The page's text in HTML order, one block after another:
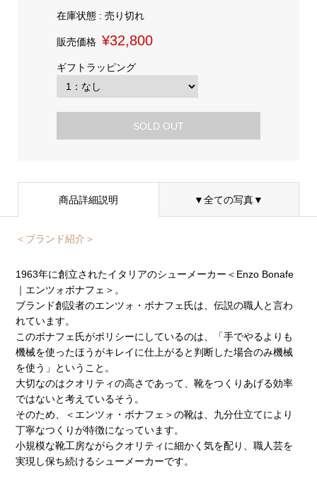
在庫状態 : 売り切れ
販売価格 ¥32,800
ギフトラッピング
SOLD OUT
商品詳細説明 ▼全ての写真▼
＜ブランド紹介＞
1963年に創立されたイタリアのシューメーカー＜Enzo Bonafe
｜エンツォボナフェ＞。
ブランド創設者のエンツォ・ボナフェ氏は、伝説の職人と言わ
れています。
このボナフェ氏がポリシーにしているのは、「手でやるよりも
機械を使ったほうがキレイに仕上がると判断した場合のみ機械
を使う」ということ。
大切なのはクオリティの高さであって、靴をつくりあげる効率
ではないと考えているそう。
そのため、＜エンツォ・ボナフェ＞の靴は、九分仕立てにより
丁寧なつくりが特徴になっています。
小規模な靴工房ながらクオリティに細かく気を配り、職人芸を
実現し保ち続けるシューメーカーです。